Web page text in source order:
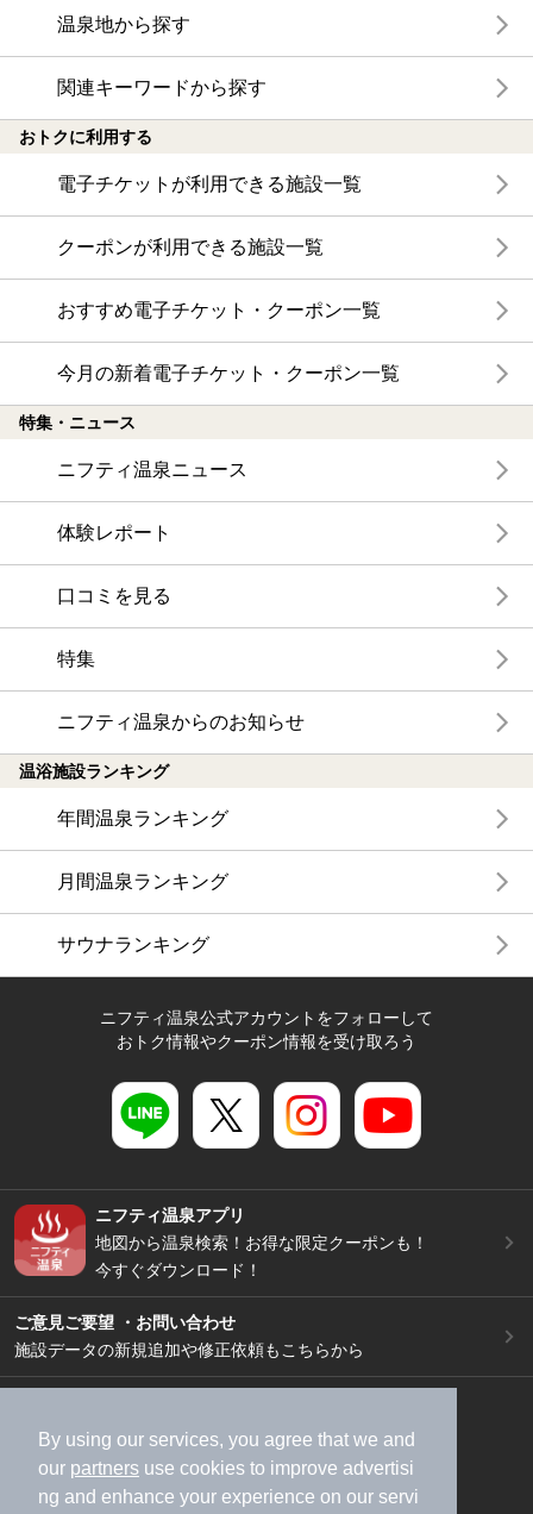
By using our services, you agree that we and
our partners use cookies to improve advertisi
ng and enhance your experience on our servi
温泉地から探す
関連キーワードから探す
おトクに利用する
電子チケットが利用できる施設一覧
クーポンが利用できる施設一覧
おすすめ電子チケット・クーポン一覧
今月の新着電子チケット・クーポン一覧
特集・ニュース
ニフティ温泉ニュース
体験レポート
口コミを見る
特集
ニフティ温泉からのお知らせ
温浴施設ランキング
年間温泉ランキング
月間温泉ランキング
サウナランキング
ニフティ温泉公式アカウントをフォローして
おトク情報やクーポン情報を受け取ろう
ニフティ温泉アプリ
地図から温泉検索！お得な限定クーポンも！
今すぐダウンロード！
ご意見ご要望 ・お問い合わせ
施設データの新規追加や修正依頼もこちらから
加盟店募集（資料請求）
広告出稿のご案内
利用規約
ライフスタイルMEMBERS+規約
特定商取引法に基づく表記
ヘルプ 採用情報